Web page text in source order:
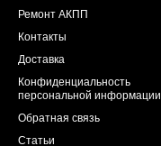
Ремонт АКПП
Контакты
Доставка
Конфиденциальность
персональной информации
Обратная связь
Статьи